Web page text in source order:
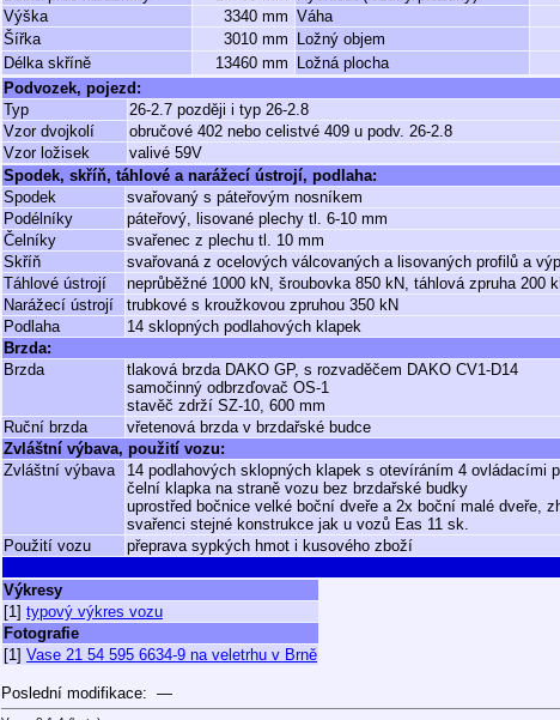
Výška
3340 mm Váha
Šířka
3010 mm Ložný objem
Délka skříně
13460 mm Ložná plocha
Podvozek, pojezd:
Typ
26-2.7 později i typ 26-2.8
Vzor dvojkolí
obručové 402 nebo celistvé 409 u podv. 26-2.8
Vzor ložisek
valivé 59V
Spodek, skříň, táhlové a narážecí ústrojí, podlaha:
Spodek
svařovaný s páteřovým nosníkem
Podélníky
páteřový, lisované plechy tl. 6-10 mm
Čelníky
svařenec z plechu tl. 10 mm
Skříň
svařovaná z ocelových válcovaných a lisovaných profilů a
Táhlové ústrojí
neprůběžné 1000 kN, šroubovka 850 kN, táhlová zpruha 200
Narážecí ústrojí
trubkové s kroužkovou zpruhou 350 kN
Podlaha
14 sklopných podlahových klapek
Brzda:
Brzda
tlaková brzda DAKO GP, s rozvaděčem DAKO CV1-D14
samočinný odbrzďovač OS-1
stavěč zdrží SZ-10, 600 mm
Ruční brzda
vřetenová brzda v brzdařské budce
Zvláštní výbava, použití vozu:
Zvláštní výbava
14 podlahových sklopných klapek s otevíráním 4 ovládacími
čelní klapka na straně vozu bez brzdařské budky
uprostřed bočnice velké boční dveře a 2x boční malé dveře,
svařenci stejné konstrukce jak u vozů Eas 11 sk.
Použití vozu
přeprava sypkých hmot i kusového zboží
Výkresy
[1] typový výkres vozu
Fotografie
[1] Vase 21 54 595 6634-9 na veletrhu v Brně
Poslední modifikace: —